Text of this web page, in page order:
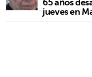
jueves en